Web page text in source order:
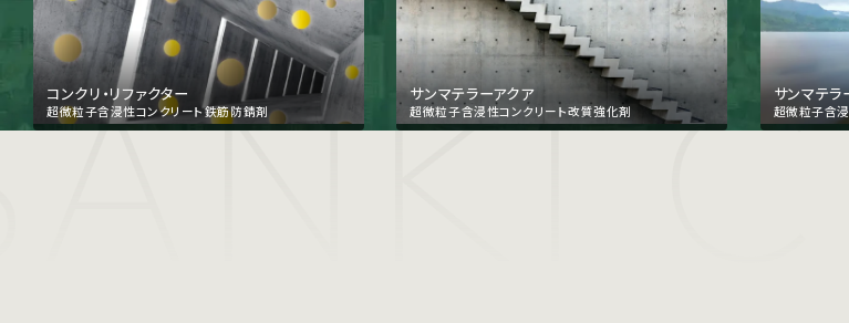
コンクリ・リファクター
超微粒子含浸性コンクリート鉄筋防錆剤
サンマテラーアクア
超微粒子含浸性コンクリート改質強化剤
サンマテラ
超微粒子含浸